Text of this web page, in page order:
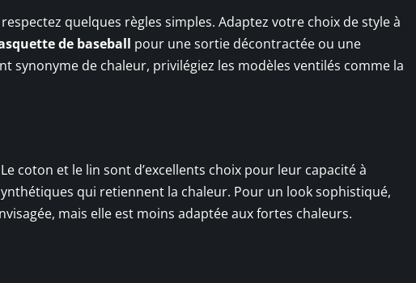
quelques règles simples. Adaptez votre choix de style à
de baseball pour une sortie décontractée ou une
synonyme de chaleur, privilégiez les modèles ventilés comme la
coton et le lin sont d’excellents choix pour leur capacité à
qui retiennent la chaleur. Pour un look sophistiqué,
mais elle est moins adaptée aux fortes chaleurs.